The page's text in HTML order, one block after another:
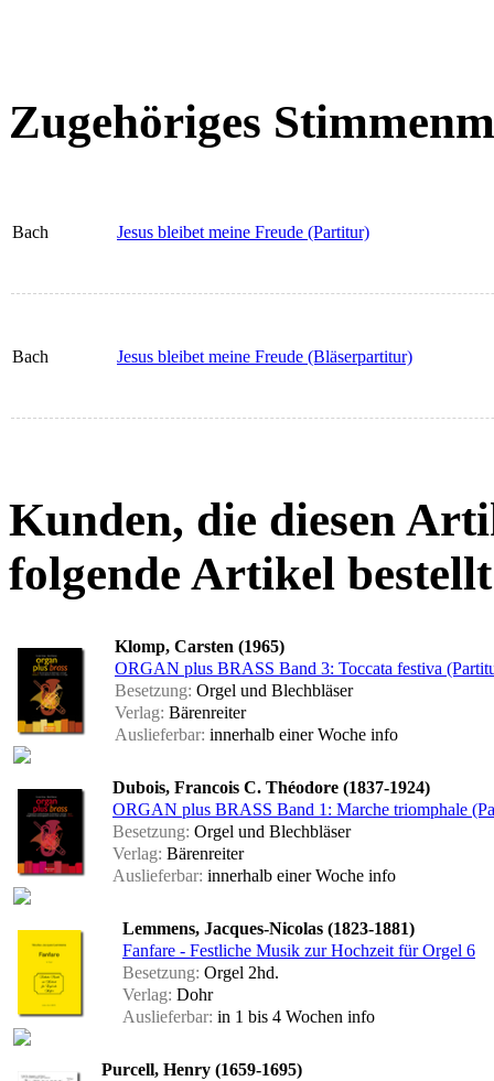
Zugehöriges
Bach Jesus bleibet meine Freude (Partitur)
Bach Jesus bleibet meine Freude (Bläserpartitur)
Kunden, die diesen
folgende Artikel
Klomp, Carsten (1965)
ORGAN plus BRASS Band 3: Toccata festiva
Besetzung: Orgel und Blechbläser
Verlag: Bärenreiter
Auslieferbar: innerhalb einer Woche info
Dubois, Francois C. Théodore (1837-1924)
ORGAN plus BRASS Band 1: Marche triomphale
Besetzung: Orgel und Blechbläser
Verlag: Bärenreiter
Auslieferbar: innerhalb einer Woche info
Lemmens, Jacques-Nicolas (1823-1881)
Fanfare - Festliche Musik zur Hochzeit für Orgel 6
Besetzung: Orgel 2hd.
Verlag: Dohr
Auslieferbar: in 1 bis 4 Wochen info
Purcell, Henry (1659-1695)